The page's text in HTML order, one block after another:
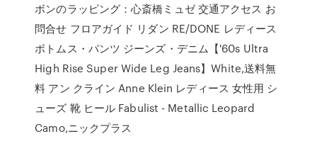
ボンのラッピング：心斎橋ミュゼ 交通アクセス お
問合せ フロアガイド リダン RE/DONE レディース
ボトムス・パンツ ジーンズ・デニム【'60s Ultra
High Rise Super Wide Leg Jeans】White,送料無
料 アン クライン Anne Klein レディース 女性用 シ
ューズ 靴 ヒール Fabulist - Metallic Leopard
Camo,ニックプラス